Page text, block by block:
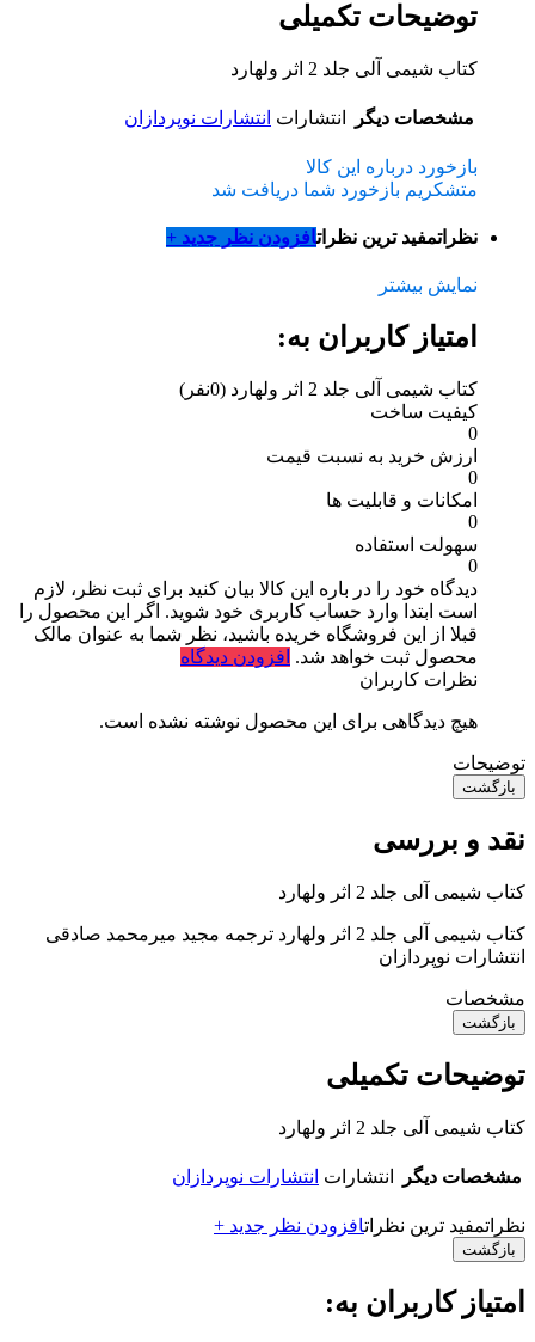
توضیحات تکمیلی
کتاب شیمی آلی جلد 2 اثر ولهارد
مشخصات دیگر انتشارات انتشارات نوپردازان
بازخورد درباره این کالا
متشکریم بازخورد شما دریافت شد
نظراتمفید ترین نظراتافزودن نظر جدید +
نمایش بیشتر
امتیاز کاربران به:
کتاب شیمی آلی جلد 2 اثر ولهارد
(0نفر)
کیفیت ساخت
0
ارزش خرید به نسبت قیمت
0
امکانات و قابلیت ها
0
سهولت استفاده
0
دیدگاه خود را در باره این کالا بیان کنید برای ثبت نظر، لازم
است ابتدا وارد حساب کاربری خود شوید. اگر این محصول را
قبلا از این فروشگاه خریده باشید، نظر شما به عنوان مالک
محصول ثبت خواهد شد. افزودن دیدگاه
نظرات کاربران
هیچ دیدگاهی برای این محصول نوشته نشده است.
توضیحات
بازگشت
نقد و بررسی
کتاب شیمی آلی جلد 2 اثر ولهارد
کتاب شیمی آلی جلد 2 اثر ولهارد ترجمه مجید میرمحمد صادقی
انتشارات نوپردازان
مشخصات
بازگشت
توضیحات تکمیلی
کتاب شیمی آلی جلد 2 اثر ولهارد
مشخصات دیگر انتشارات انتشارات نوپردازان
نظراتمفید ترین نظراتافزودن نظر جدید +
بازگشت
امتیاز کاربران به: